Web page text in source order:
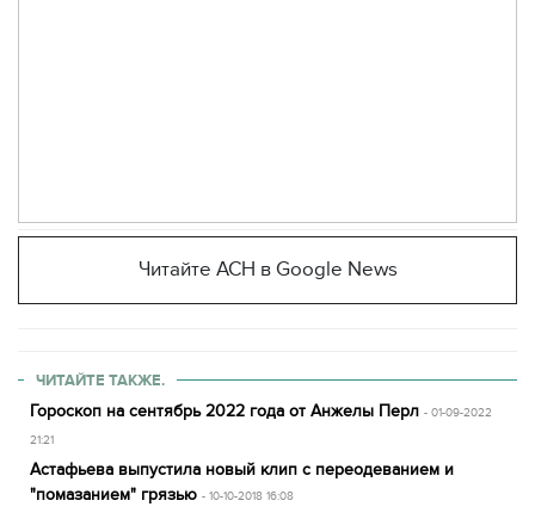
Читайте АСН в Google News
ЧИТАЙТЕ ТАКЖЕ.
Гороскоп на сентябрь 2022 года от Анжелы Перл - 01-09-2022
21:21
Астафьева выпустила новый клип с переодеванием и
"помазанием" грязью - 10-10-2018 16:08